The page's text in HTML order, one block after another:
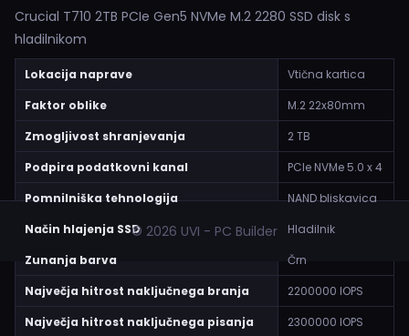
Crucial T710 2TB PCIe Gen5 NVMe M.2 2280 SSD disk s
hladilnikom
Lokacija naprave
Vtična kartica
Faktor oblike
M.2 22x80mm
Zmogljivost shranjevanja
2 TB
Podpira podatkovni kanal
PCIe NVMe 5.0 x 4
Pomnilniška tehnologija
NAND bliskavica
Način hlajenja SSD
Hladilnik
Zunanja barva
Črn
Največja hitrost naključnega branja
2200000 IOPS
Največja hitrost naključnega pisanja
2300000 IOPS
© 2026 UVI - PC Builder